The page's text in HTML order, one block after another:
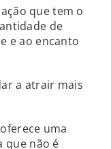
que tem o
de
e ao encanto
a atrair mais
uma
que não é